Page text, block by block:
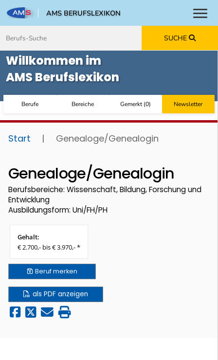
AMS BERUFSLEXIKON
SUCHE
Willkommen im
AMS Berufslexikon
Berufe Bereiche Gemerkt(0) Newsletter
Start | Genealoge/Genealogin
Genealoge/Genealogin
Berufsbereiche: Wissenschaft, Bildung, Forschung und
Entwicklung
Ausbildungsform: Uni/FH/PH
Gehalt:
€ 2.700,- bis € 3.970,- *
Berufmerken
als PDF anzeigen